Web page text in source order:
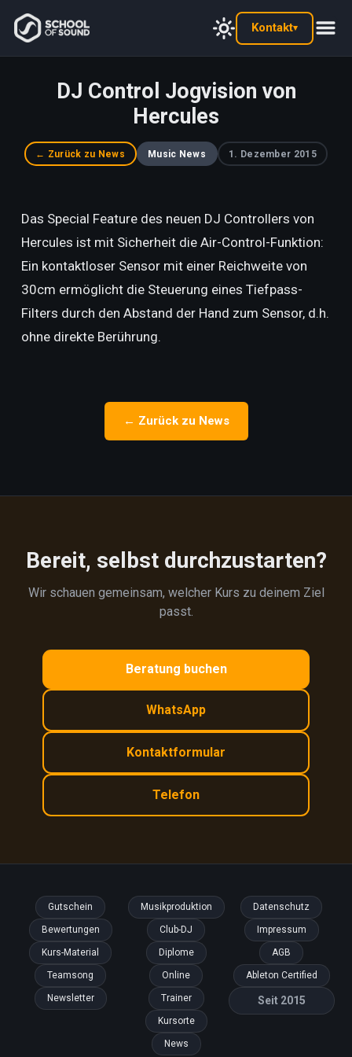
Kontakt▾
DJ Control Jogvision von
Hercules
← Zurück zu News Music News 1. Dezember 2015
Das Special Feature des neuen DJ Controllers von
Hercules ist mit Sicherheit die Air-Control-Funktion:
Ein kontaktloser Sensor mit einer Reichweite von
30cm ermöglicht die Steuerung eines Tiefpass-
Filters durch den Abstand der Hand zum Sensor, d.h.
ohne direkte Berührung.
← Zurück zu News
Bereit, selbst durchzustarten?
Wir schauen gemeinsam, welcher Kurs zu deinem Ziel
passt.
Beratung buchen
WhatsApp
Kontaktformular
Telefon
Gutschein
Bewertungen
Kurs-Material
Teamsong
Newsletter
Musikproduktion
Club-DJ
Diplome
Online
Trainer
Kursorte
News
Datenschutz
Impressum
AGB
Ableton Certified
Seit 2015